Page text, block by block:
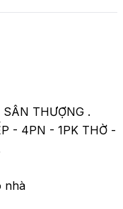
THƯỢNG .
- 4PN - 1PK THỜ -
nhà